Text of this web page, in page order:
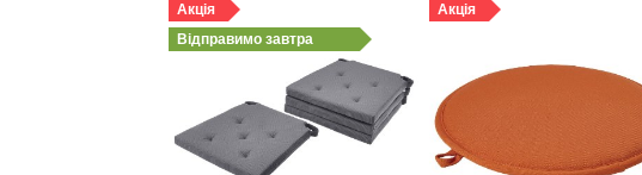
Акція
Відправимо завтра
Акція